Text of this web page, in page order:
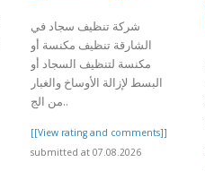
شركة تنظيف سجاد في
الشارقة تنظيف مكنسة أو
مكنسة لتنظيف السجاد أو
البسط لإزالة الأوساخ والغبار
من الج..
[[View rating and comments]]
submitted at 07.08.2026